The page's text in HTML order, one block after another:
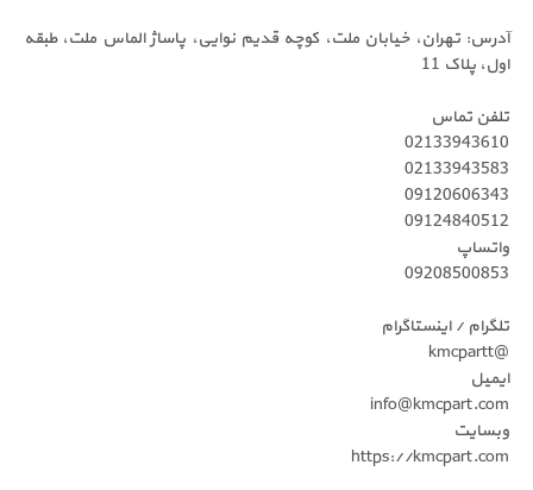
خیابان ملت، کوچه قدیم نوایی، پاساژ الماس ملت، طبقه
https://